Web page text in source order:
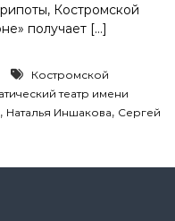
Костромской
получает […]
Костромской
театр имени
, Наталья Иншакова, Сергей